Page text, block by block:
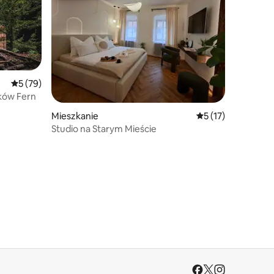
Średnia ocena: 5 na 5, liczba recenzji: 79
5 (79)
Fern
Mieszkanie Średnia ocena: 5
5 (17)
Studio na Starym Mieście